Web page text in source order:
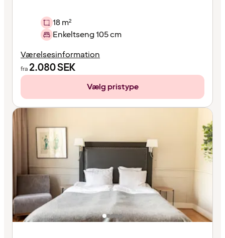
18 m²
Enkeltseng 105 cm
Værelsesinformation
fra 2.080SEK
Vælg pristype